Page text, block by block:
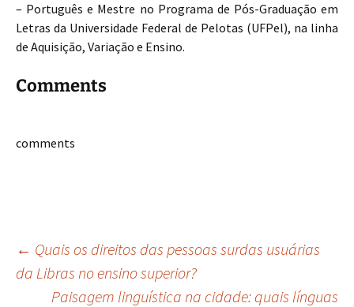
– Português e Mestre no Programa de Pós-Graduação em
Letras da Universidade Federal de Pelotas (UFPel), na linha
de Aquisição, Variação e Ensino.
Comments
comments
Navegação
← Quais os direitos das pessoas surdas usuárias
da Libras no ensino superior?
Paisagem linguística na cidade: quais línguas